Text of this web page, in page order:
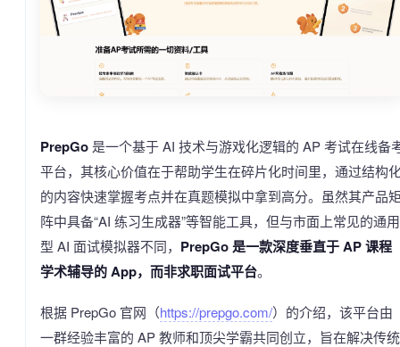
PrepGo是一个基于 AI 技术与游戏化逻辑的 AP 考试在线备
平台，其核心价值在于帮助学生在碎片化时间里，通过结构
的内容快速掌握考点并在真题模拟中拿到高分。虽然其产品
阵中具备“AI 练习生成器”等智能工具，但与市面上常见的通用
型 AI 面试模拟器不同， PrepGo 是一款深度垂直于 AP 课程
学术辅导的 App，而非求职面试平台。
根据 PrepGo 官网（https://prepgo.com/）的介绍，该平台由
一群经验丰富的 AP 教师和顶尖学霸共同创立，旨在解决传统